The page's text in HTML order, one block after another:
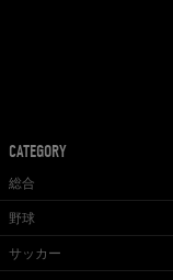
CATEGORY
総合
野球
サッカー